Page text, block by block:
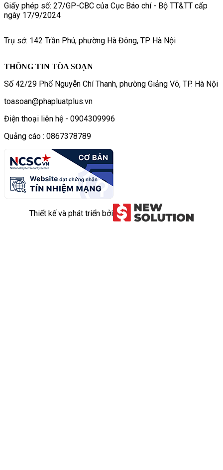
Giấy phép số: 27/GP-CBC của Cục Báo chí - Bộ TT&TT cấp
ngày 17/9/2024
Trụ sở: 142 Trần Phú, phường Hà Đông, TP Hà Nội
THÔNG TIN TÒA SOẠN
Số 42/29 Phố Nguyễn Chí Thanh, phường Giảng Võ, TP. Hà Nội
toasoan@phapluatplus.vn
Điện thoại liên hệ - 0904309996
Quảng cáo : 0867378789
Thiết kế và phát triển bởi